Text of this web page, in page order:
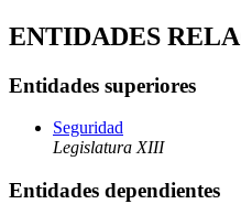
ENTIDADES
Entidades superiores
Seguridad
Legislatura XIII
Entidades dependientes